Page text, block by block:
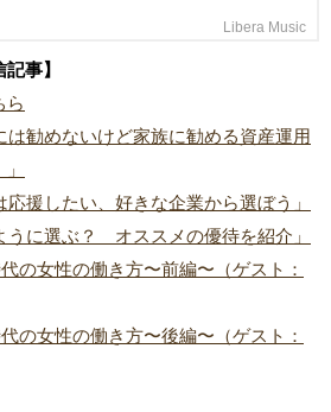
Libera Music
事】
ら
は勧めないけど家族に勧める資産運用
応援したい、好きな企業から選ぼう」
うに選ぶ？ オススメの優待を紹介」
の女性の働き方〜前編〜（ゲスト：
の女性の働き方〜後編〜（ゲスト：